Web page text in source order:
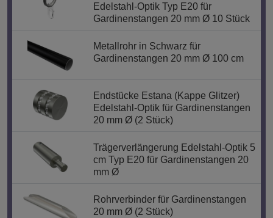
Edelstahl-Optik Typ E20 für
Gardinenstangen 20 mm Ø 10 Stück
Metallrohr in Schwarz für
Gardinenstangen 20 mm Ø 100 cm
Endstücke Estana (Kappe Glitzer)
Edelstahl-Optik für Gardinenstangen
20 mm Ø (2 Stück)
Trägerverlängerung Edelstahl-Optik 5
cm Typ E20 für Gardinenstangen 20
mm Ø
Rohrverbinder für Gardinenstangen
20 mm Ø (2 Stück)